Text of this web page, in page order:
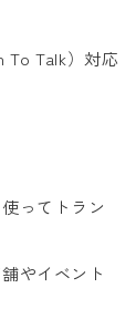
To Talk）対応
ってトラン
やイベント